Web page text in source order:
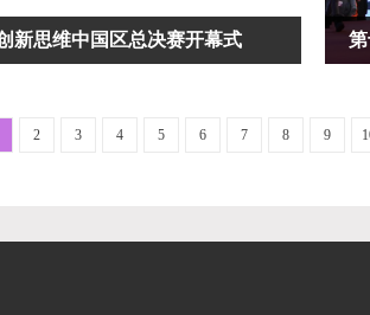
新思维中国区总决赛开幕式
2 3 4 5 6 7 8 9